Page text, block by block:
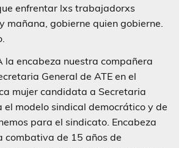
enfrentar lxs trabajadorxs
mañana, gobierne quien gobierne.
la encabeza nuestra compañera
General de ATE en el
mujer candidata a Secretaria
el modelo sindical democrático y de
para el sindicato. Encabeza
combativa de 15 años de